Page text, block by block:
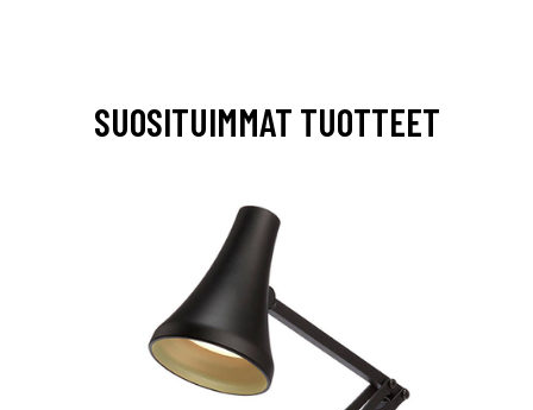
SUOSITUIMMAT TUOTTEET